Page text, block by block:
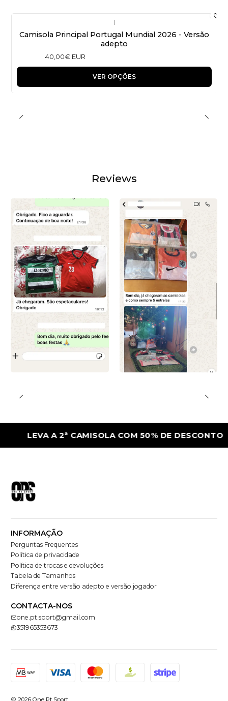
|
Camisola Principal Portugal Mundial 2026 - Versão
adepto
40,00€ EUR
VER OPÇÕES
Reviews
LEVA A 2ª CAMISOLA COM 50% DE DESCONTO
INFORMAÇÃO
Perguntas Frequentes
Política de privacidade
Política de trocas e devoluções
Tabela de Tamanhos
Diferença entre versão adepto e versão jogador
CONTACTA-NOS
one.pt.sport@gmail.com
351965353673
2026 One Pt Sport.